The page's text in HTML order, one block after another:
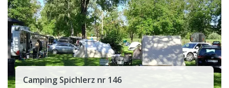
Camping Spichlerz nr 146